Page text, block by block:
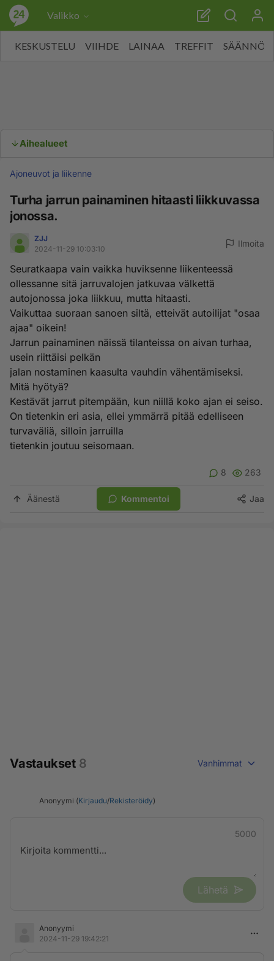
Valikko
KESKUSTELU VIIHDE LAINAA TREFFIT SÄÄNNÖT
Aihealueet
Ajoneuvot ja liikenne
Turha jarrun painaminen hitaasti liikkuvassa
jonossa.
ZJJ
2024-11-29 10:03:10
Ilmoita
Seuratkaapa vain vaikka huviksenne liikenteessä
ollessanne sitä jarruvalojen jatkuvaa välkettä
autojonossa joka liikkuu, mutta hitaasti.
Vaikuttaa suoraan sanoen siltä, etteivät autoilijat "osaa
ajaa" oikein!
Jarrun painaminen näissä tilanteissa on aivan turhaa,
usein riittäisi pelkän
jalan nostaminen kaasulta vauhdin vähentämiseksi.
Mitä hyötyä?
Kestävät jarrut pitempään, kun niillä koko ajan ei seiso.
On tietenkin eri asia, ellei ymmärrä pitää edelliseen
turvaväliä, silloin jarruilla
tietenkin joutuu seisomaan.
8 263
Äänestä Kommentoi Jaa
Vastaukset 8 Vanhimmat
Anonyymi (Kirjaudu/Rekisteröidy)
5000
Lähetä
Anonyymi
2024-11-29 19:42:21